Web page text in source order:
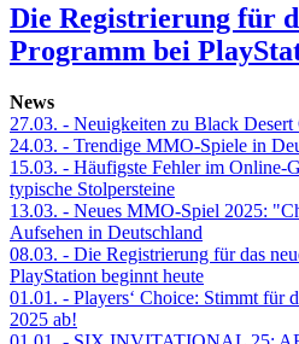
Die Registrierung für
Programm bei
News
27.03. - Neuigkeiten zu Black Desert
24.03. - Trendige MMO-Spiele in
15.03. - Häufigste Fehler im Online-
typische Stolpersteine
13.03. - Neues MMO-Spiel 2025:
Aufsehen in Deutschland
08.03. - Die Registrierung für das
PlayStation beginnt heute
01.01. - Players‘ Choice: Stimmt für
2025 ab!